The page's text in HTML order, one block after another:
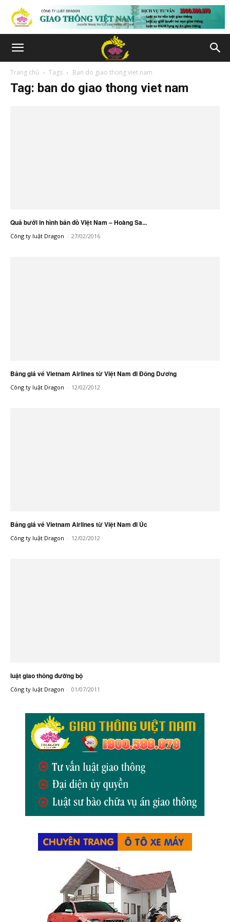
Trang chủ Tags Ban do giao thong viet nam
Tag: ban do giao thong viet nam
Quả bưởi in hình bản đồ Việt Nam – Hoàng Sa...
Công ty luật Dragon - 27/02/2016
Bảng giá vé Vietnam Airlines từ Việt Nam đi Đông Dương
Công ty luật Dragon - 12/02/2012
Bảng giá vé Vietnam Airlines từ Việt Nam đi Úc
Công ty luật Dragon - 12/02/2012
luật giao thông đường bộ
Công ty luật Dragon - 01/07/2011